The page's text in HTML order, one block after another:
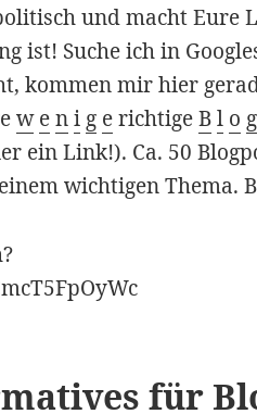
und macht Eure
ist! Suche ich in
kommen mir hier
w e n i g erichtigeB l o g
ein Link!). Ca. 50
wichtigen Thema.
für